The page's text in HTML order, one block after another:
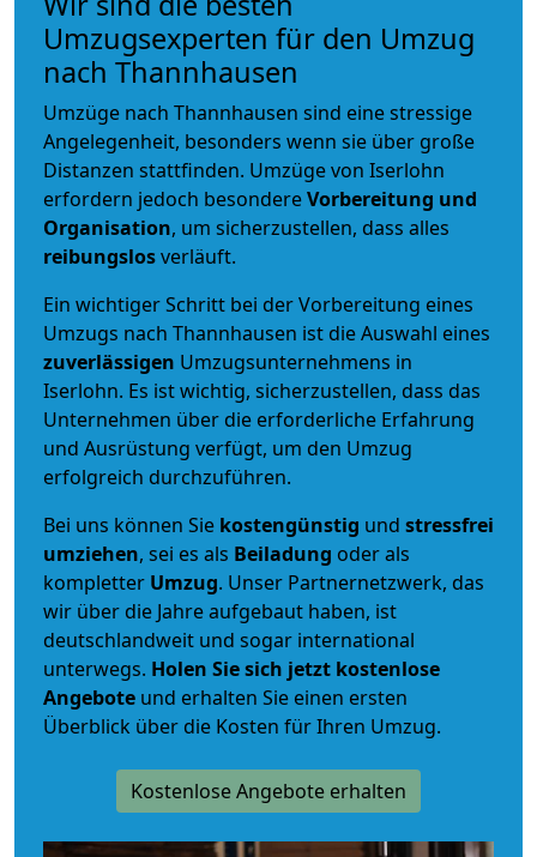
Umzugsexperten für den Umzug
nach Thannhausen
Umzüge nach Thannhausen sind eine stressige
Angelegenheit, besonders wenn sie über große
Distanzen stattfinden. Umzüge von Iserlohn
erfordern jedoch besondereVorbereitung und
Organisation, um sicherzustellen, dass alles
reibungslosverläuft.
Ein wichtiger Schritt bei der Vorbereitung eines
Umzugs nach Thannhausen ist die Auswahl eines
zuverlässigen Umzugsunternehmens in
Iserlohn. Es ist wichtig, sicherzustellen, dass das
Unternehmen über die erforderliche Erfahrung
und Ausrüstung verfügt, um den Umzug
erfolgreich durchzuführen.
Bei uns können Sie kostengünstig und stressfrei
umziehen, sei es als Beiladung oder als
kompletter Umzug. Unser Partnernetzwerk, das
wir über die Jahre aufgebaut haben, ist
deutschlandweit und sogar international
unterwegs. Holen Sie sich jetzt kostenlose
Angebote und erhalten Sie einen ersten
Überblick über die Kosten für Ihren Umzug.
Kostenlose Angebote erhalten